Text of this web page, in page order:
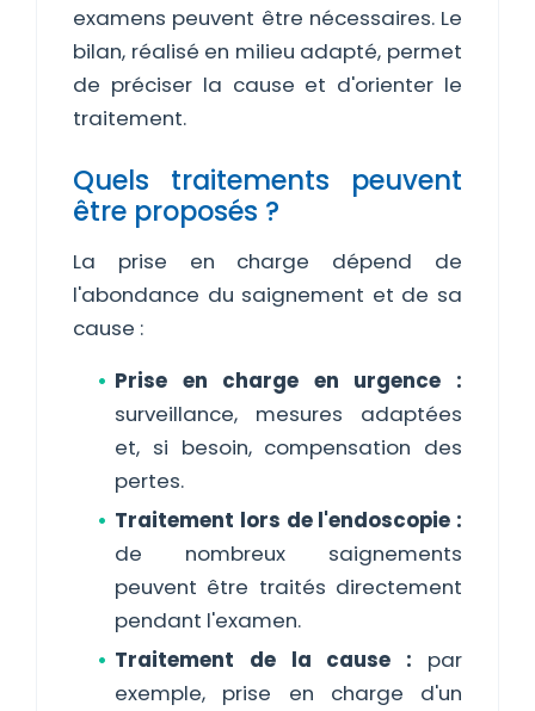
examens peuvent être nécessaires. Le
bilan, réalisé en milieu adapté, permet
de préciser la cause et d'orienter le
traitement.
Quels traitements peuvent
être proposés ?
La prise en charge dépend de
l'abondance du saignement et de sa
cause :
Prise en charge en urgence :
surveillance, mesures adaptées
et, si besoin, compensation des
pertes.
Traitement lors de l'endoscopie :
de nombreux saignements
peuvent être traités directement
pendant l'examen.
Traitement de la cause : par
exemple, prise en charge d'un